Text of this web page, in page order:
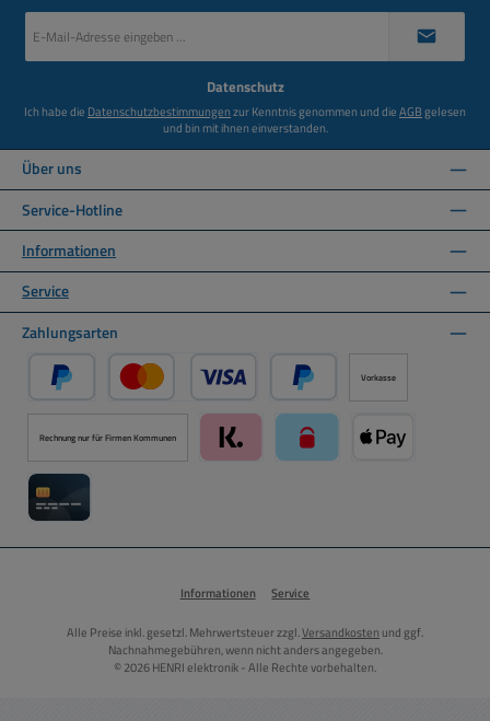
Mail-
Datenschutz
Ich habe die Datenschutzbestimmungenzur Kenntnis genommen und dieAGBgelesen
und bin mit ihnen einverstanden.
Über uns
Service-Hotline
Informationen
Service
Zahlungsarten
PayPal Kredit- oder Debitkarte über PayPal
Später Bezahlen über PayPal
Vorkasse
Rechnung nur für Firmen Kommunen
Informationen Service
Alle Preise inkl. gesetzl. Mehrwertsteuer zzgl.Versandkosten und ggf.
Nachnahmegebühren, wenn nicht anders angegeben.
© 2026 HENRI elektronik - Alle Rechte vorbehalten.